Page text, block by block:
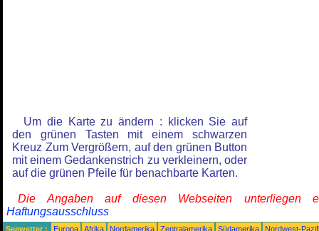
Um die Karte zu ändern : klicken Sie auf
den grünen Tasten mit einem schwarzen
Kreuz Zum Vergrößern, auf den grünen Button
mit einem Gedankenstrich zu verkleinern, oder
auf die grünen Pfeile für benachbarte Karten.
Die Angaben auf diesen Webseiten unterliegen
Haftungsausschluss
Seewetter : Europa Afrika Nordamerika Zentralamerika Südamerika
Nordwest-